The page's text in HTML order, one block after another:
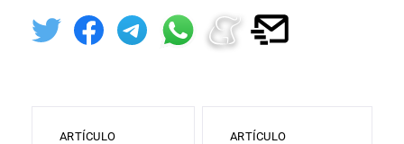
ARTÍCULO
ARTÍCULO